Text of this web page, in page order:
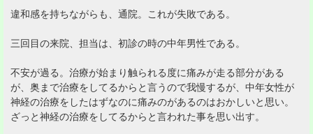
違和感を持ちながらも、通院。これが失敗である。
三回目の来院、担当は、初診の時の中年男性である。
不安が過る。治療が始まり触られる度に痛みが走る部分がある
が、奥まで治療をしてるからと言うので我慢するが、中年女性が
神経の治療をしたはずなのに痛みのがあるのはおかしいと思い。
ざっと神経の治療をしてるからと言われた事を思い出す。